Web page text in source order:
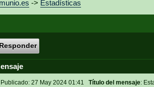
-> Estadísticas
Responder
Publicado: 27 May 2024 01:41 Título del mensaje: